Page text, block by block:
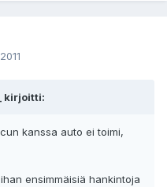
kirjoitti:
kanssa auto ei toimi,
ensimmäisiä hankintoja